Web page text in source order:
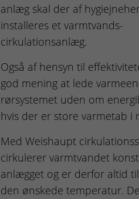
anlæg skal der af
installeres et varmtvands-
cirkulationsanlæg.
Også af hensyn til
god mening at lede
rørsystemet uden om
hvis der er store varmetab i
Med Weishaupt
cirkulerer varmtvandet
anlægget og er derfor altid
den ønskede temperatur.